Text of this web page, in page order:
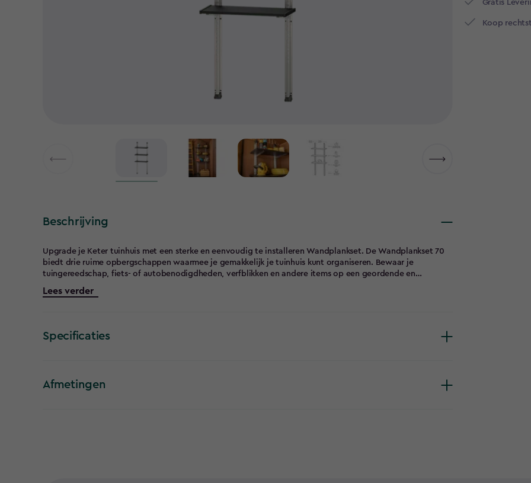
Gratis
Koop
Beschrijving
Upgrade je Keter tuinhuis met een sterke en eenvoudig te installeren Wandplankset. De Wandplankset 70
biedt drie ruime opbergschappen waarmee je gemakkelijk je tuinhuis kunt organiseren. Bewaar je
tuingereedschap, fiets- of autobenodigdheden, verfblikken en andere items op een geordende en
zichtbare manier. De planken zijn 70 cm lang en in hoogte verstelbaar. Monteer ze snel en veilig aan de
wand van je Keter tuinhuis (behalve de Factor-lijn) en creëer zo meer vloerruimte voor grotere items.
Lees verder
Specificaties
Afmetingen